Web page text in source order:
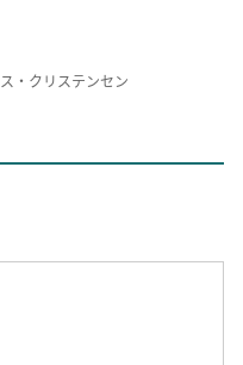
・クリステンセン